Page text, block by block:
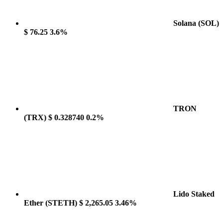
Solana (SOL)
$ 76.25 3.6%
TRON
(TRX) $ 0.328740 0.2%
Lido Staked
Ether (STETH) $ 2,265.05 3.46%